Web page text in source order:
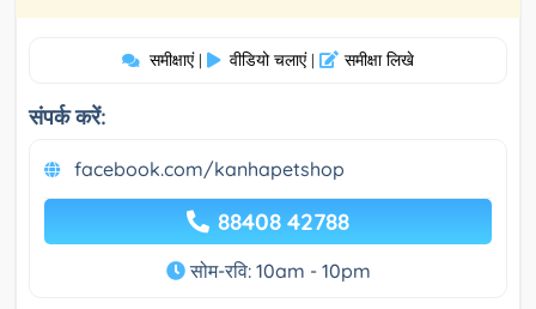
समीक्षाएं | वीडियो चलाएं | समीक्षा लिखे
संपर्क करें:
facebook.com/kanhapetshop
88408 42788
सोम-रवि: 10am - 10pm